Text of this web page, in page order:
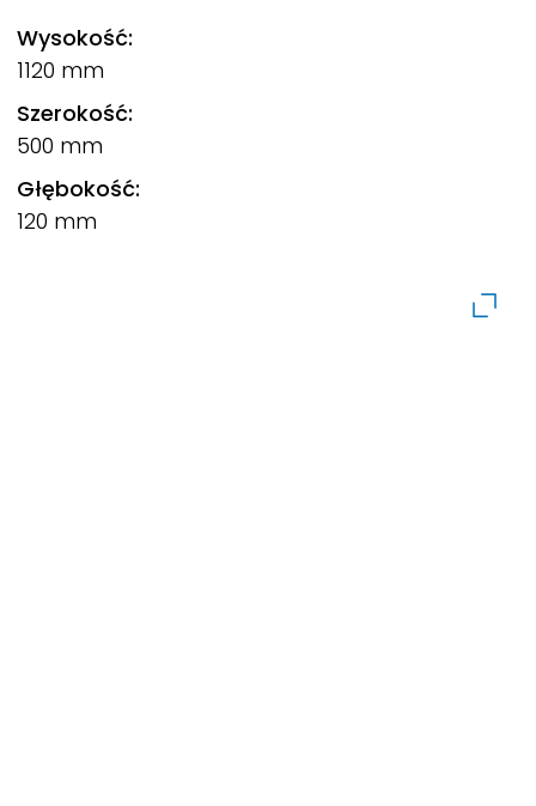
Wysokość:
1120 mm
Szerokość:
500 mm
Głębokość:
120 mm